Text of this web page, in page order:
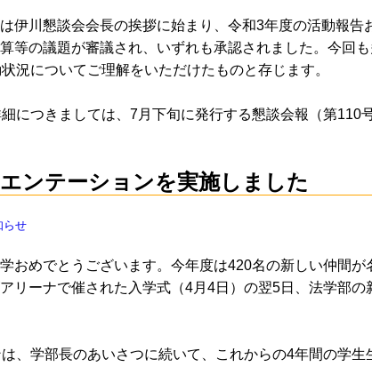
伊川懇談会会長の挨拶に始まり、令和3年度の活動報告
等の議題が審議され、いずれも承認されました。今回
況についてご理解をいただけたものと存じます。
につきましては、7月下旬に発行する懇談会報（第110
ンテーションを実施しました
らせ
おめでとうございます。今年度は420名の新しい仲間
リーナで催された入学式（4月4日）の翌5日、法学部
、学部長のあいさつに続いて、これからの4年間の学